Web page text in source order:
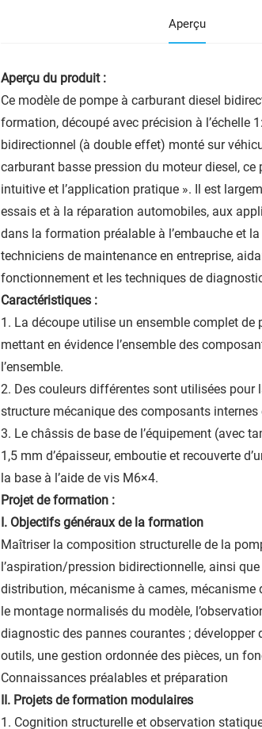
Aperçu
Aperçu du produit :
Ce modèle de pompe à carburant diesel
formation, découpé avec précision à l’échelle
bidirectionnel (à double effet) monté sur
carburant basse pression du moteur diesel,
intuitive et l’application pratique ». Il est
essais et à la réparation automobiles, aux
dans la formation préalable à l’embauche et
techniciens de maintenance en entreprise,
fonctionnement et les techniques de
Caractéristiques :
1. La découpe utilise un ensemble complet
mettant en évidence l’ensemble des
l’ensemble.
2. Des couleurs différentes sont utilisées pour
structure mécanique des composants
3. Le châssis de base de l’équipement (avec
1,5 mm d’épaisseur, emboutie et recouverte
la base à l’aide de vis M6×4.
Projet de formation :
I. Objectifs généraux de la formation
Maîtriser la composition structurelle de la
l’aspiration/pression bidirectionnelle, ainsi
distribution, mécanisme à cames, mécanisme
le montage normalisés du modèle,
diagnostic des pannes courantes ;
outils, une gestion ordonnée des pièces, un
Connaissances préalables et préparation
II. Projets de formation modulaires
1. Cognition structurelle et observation